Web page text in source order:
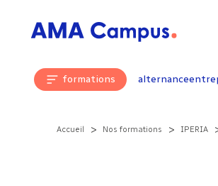
formations alternance
Accueil > Nos formations > IPERIA